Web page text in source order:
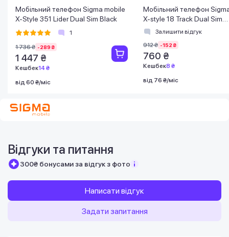
Мобільний телефон Sigma mobile
X-Style 351 Lider Dual Sim Black
1
1 736 ₴ -289 ₴
1 447 ₴
Кешбек14 ₴
від 60 ₴/міс
Мобільний телефон
X-style 18 Track Dual Sim
Black/Green
Залишити відгук
912 ₴ -152 ₴
760 ₴
Кешбек8 ₴
від 76 ₴/міс
Відгуки та питання
300₴ бонусами за відгук з фото
Написати відгук
Задати запитання